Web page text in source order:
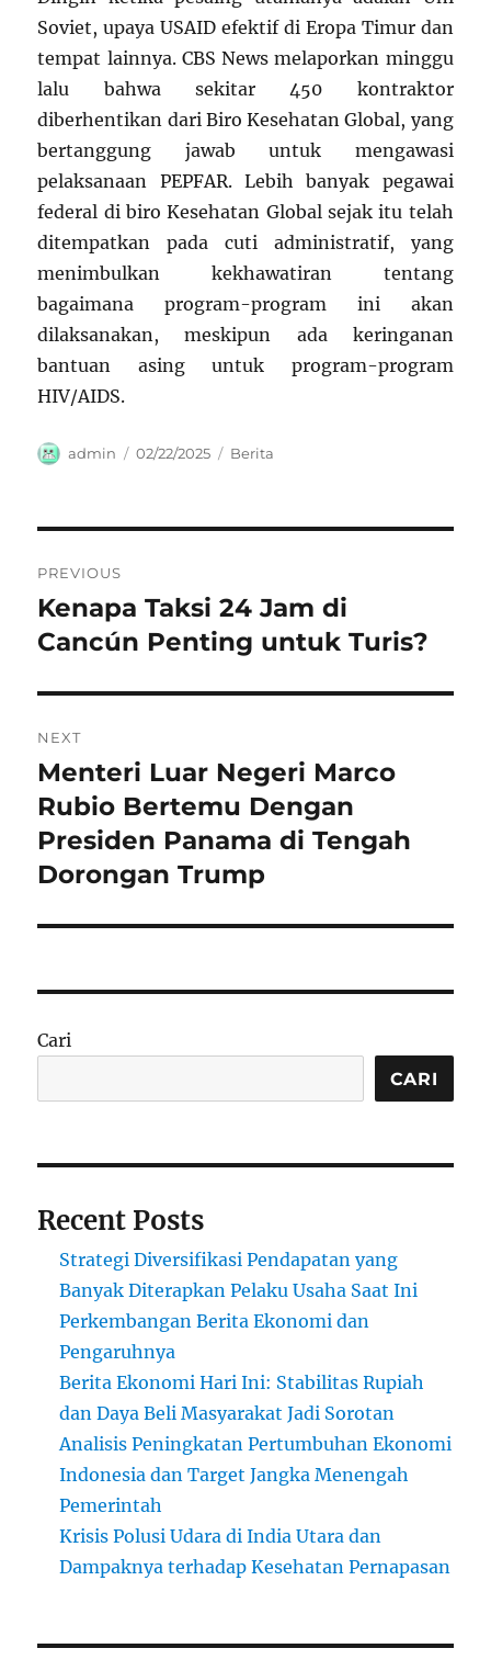
Soviet, upaya USAID efektif di Eropa Timur dan
tempat lainnya. CBS News melaporkan minggu
lalu bahwa sekitar 450 kontraktor
diberhentikan dari Biro Kesehatan Global, yang
bertanggung jawab untuk mengawasi
pelaksanaan PEPFAR. Lebih banyak pegawai
federal di biro Kesehatan Global sejak itu telah
ditempatkan pada cuti administratif, yang
menimbulkan kekhawatiran tentang
bagaimana program-program ini akan
dilaksanakan, meskipun ada keringanan
bantuan asing untuk program-program
HIV/AIDS.
Author
admin
Posted
02/22/2025 Categories
Berita
pos
PREVIOUS
Previous
post:
Kenapa Taksi 24 Jam di
Cancún Penting untuk Turis?
NEXT
Next
post:
Menteri Luar Negeri Marco
Rubio Bertemu Dengan
Presiden Panama di Tengah
Dorongan Trump
Cari
CARI
Recent Posts
Strategi Diversifikasi Pendapatan yang
Banyak Diterapkan Pelaku Usaha Saat Ini
Perkembangan Berita Ekonomi dan
Pengaruhnya
Berita Ekonomi Hari Ini: Stabilitas Rupiah
dan Daya Beli Masyarakat Jadi Sorotan
Analisis Peningkatan Pertumbuhan Ekonomi
Indonesia dan Target Jangka Menengah
Pemerintah
Krisis Polusi Udara di India Utara dan
Dampaknya terhadap Kesehatan Pernapasan